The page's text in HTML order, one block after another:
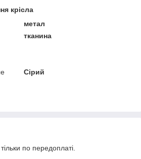
крісла
метал
тканина
Сірий
по передоплаті.